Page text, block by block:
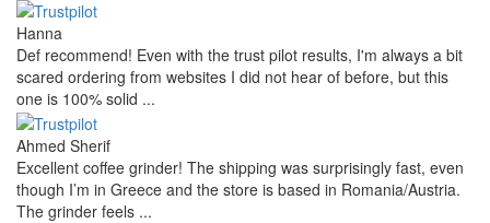
Hanna
Def recommend! Even with the trust pilot results, I'm always a bit
scared ordering from websites I did not hear of before, but this
one is 100% solid ...
Ahmed Sherif
Excellent coffee grinder! The shipping was surprisingly fast, even
though I’m in Greece and the store is based in Romania/Austria.
The grinder feels ...